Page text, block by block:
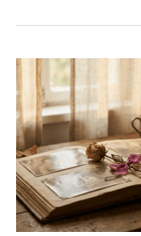
Lojalność
rodowa
–
czym
jest,
jak
ją
rozpoznać
i
jak